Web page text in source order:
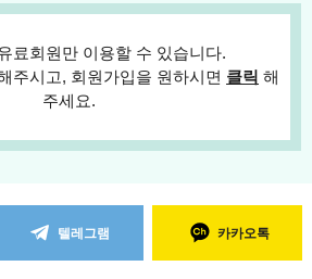
료회원만 이용할 수 있습니다.
주시고, 회원가입을 원하시면 클릭 해
주세요.
텔레그램 카카오톡